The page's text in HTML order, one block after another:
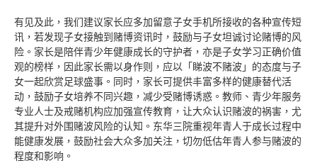
有见及此，我们建议家长应多加留意子女手机所接收的各种宣传短
讯，若发现子女接触到赌博资讯时，鼓励与子女坦诚讨论赌博的风
险。家长是陪伴青少年健康成长的守护者，亦是子女学习正确价值
观的榜样，因此家长需以身作则，应以「睇波不赌波」的态度与子
女一起欣赏足球盛事。同时，家长可提供丰富多样的健康替代活
动，鼓励子女培养不同兴趣，减少受赌博诱惑。教师、青少年服务
专业人士及戒赌机构应加强宣传教育，让大众认识赌波的祸害，尤
其提升对外围赌波风险的认知。东华三院重视年青人于成长过程中
能健康发展，鼓励社会大众多加关注，切勿低估年青人参与赌波的
程度和影响。